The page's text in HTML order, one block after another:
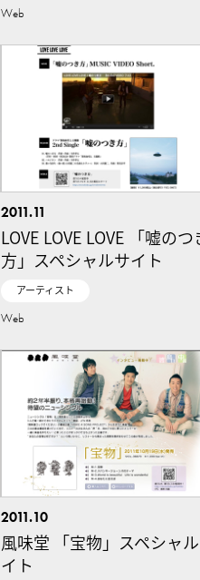
Web
2011.11
LOVE LOVE LOVE 「嘘のつ
方」スペシャルサイト
アーティスト
Web
2011.10
風味堂 「宝物」スペシャ
イト